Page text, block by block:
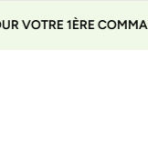
1ÈRE